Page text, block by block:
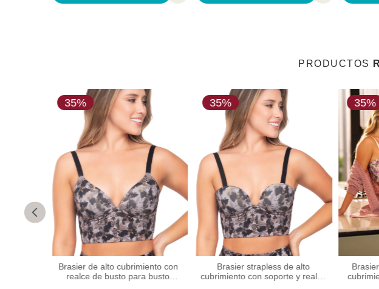
PRODUCTOS
35%
Brasier de alto cubrimiento con
realce de busto para busto
35%
Brasier strapless de alto
cubrimiento con soporte y realce
35%